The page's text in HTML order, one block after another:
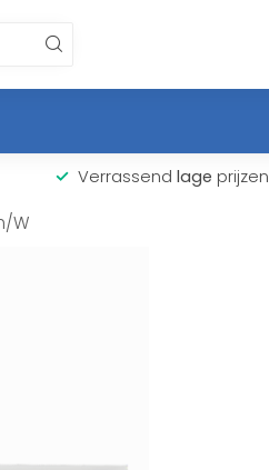
Verrassend lage prijzen
W